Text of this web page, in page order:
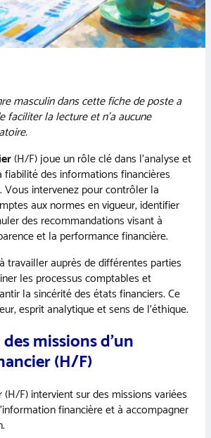
masculin dans cette fiche de poste a
faciliter la lecture et n’a aucune
(H/F) joue un rôle clé dans l’analyse et
fiabilité des informations financières
Vous intervenez pour contrôler la
aux normes en vigueur, identifier
des recommandations visant à
et la performance financière.
travailler auprès de différentes parties
les processus comptables et
la sincérité des états financiers. Ce
esprit analytique et sens de l’éthique.
missions d’un
(H/F)
(H/F) intervient sur des missions variées
financière et à accompagner